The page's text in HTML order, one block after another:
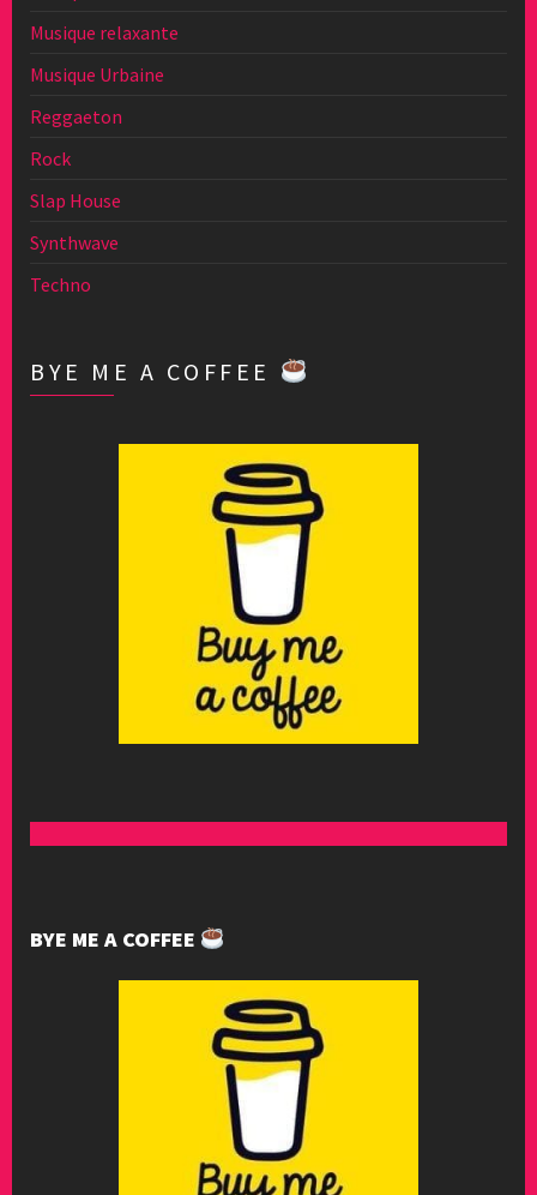
Musique relaxante
Musique Urbaine
Reggaeton
Rock
Slap House
Synthwave
Techno
BYE ME A COFFEE
BYE ME A COFFEE